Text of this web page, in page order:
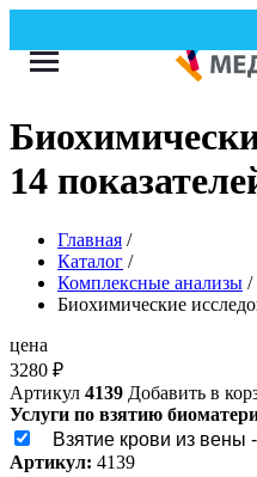
14
Главная /
Каталог /
Комплексные анализы /
Биохимические
цена
3280 ₽
Артикул 4139 Добавить в
Услуги по взятию
Взятие крови из вены -
Артикул: 4139